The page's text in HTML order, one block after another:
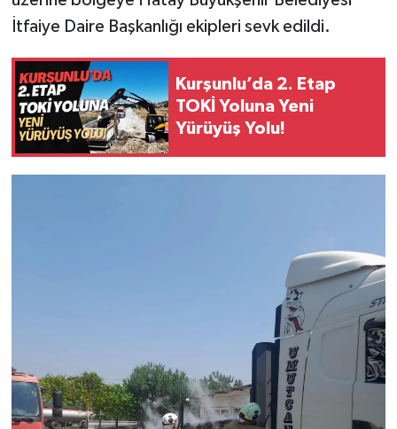
İtfaiye Daire Başkanlığı ekipleri sevk edildi.
Kurşunlu’da 2. Etap
TOKİ Yoluna Yeni
Yürüyüş Yolu!